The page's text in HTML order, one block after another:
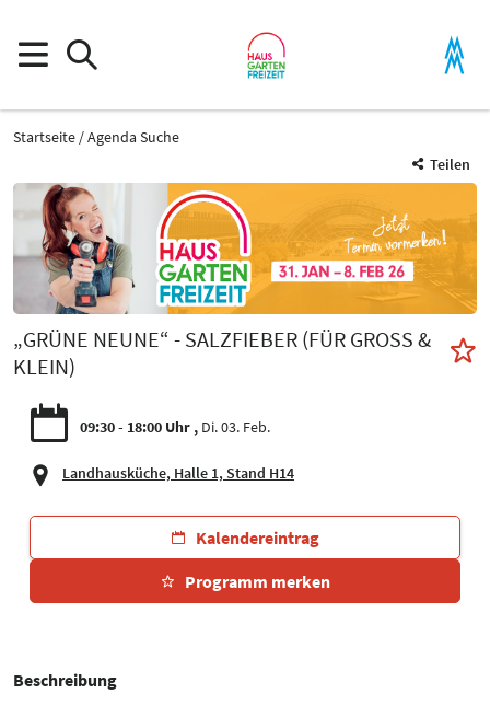
Startseite
Agenda Suche
Teilen
„GRÜNE NEUNE“ - SALZFIEBER (FÜR GROSS & K
LEIN)
09:30 - 18:00 Uhr Di. 03. Feb.
Landhausküche, Halle 1, Stand H14
Kalendereintrag
Programm merken
Beschreibung